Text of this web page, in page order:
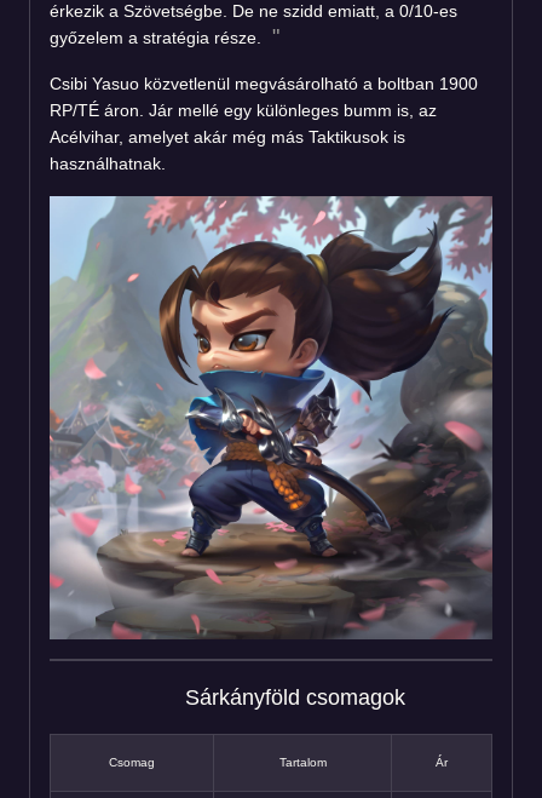
érkezik a Szövetségbe. De ne szidd emiatt, a 0/10-es
győzelem a stratégia része.
Csibi Yasuo közvetlenül megvásárolható a boltban 1900
RP/TÉ áron. Jár mellé egy különleges bumm is, az
Acélvihar, amelyet akár még más Taktikusok is
használhatnak.
Sárkányföld csomagok
Csomag Tartalom Ár